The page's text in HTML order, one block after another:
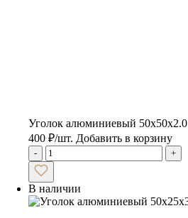
Уголок алюминиевый 50х50х2.0
400 ₽/шт. Добавить в корзину
- +
В наличии